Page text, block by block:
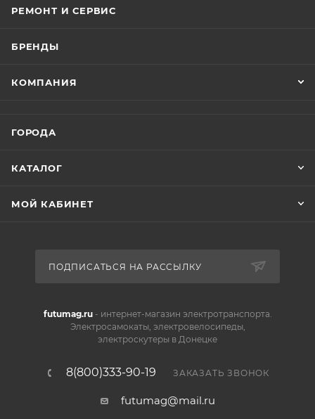
РЕМОНТ И СЕРВИС
БРЕНДЫ
КОМПАНИЯ
ГОРОДА
КАТАЛОГ
МОЙ КАБИНЕТ
ПОДПИСАТЬСЯ НА РАССЫЛКУ
futumag.ru- интернет-магазин электротранспорта.
Электросамокаты, электровелосипеды,
электроскутеры в Донецке
8(800)333-90-19 ЗАКАЗАТЬ ЗВОНОК
futumag@mail.ru